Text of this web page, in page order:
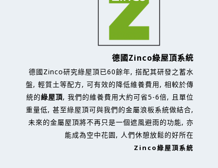
德國Zinco綠屋頂系統
德國Zinco研究綠屋頂已60餘年, 搭配其研發之蓄水
盤, 輕質土等配方, 可有效的降低維養費用, 相較於傳
統的綠屋頂, 我們的維養費用大約可省5-6倍, 且單位
重量低, 甚至綠屋頂可與我們的金屬浪板系統做結合,
未來的金屬屋頂將不再只是一個遮風避雨的功能, 亦
能成為空中花園, 人們休憩放鬆的好所在
Zinco綠屋頂系統